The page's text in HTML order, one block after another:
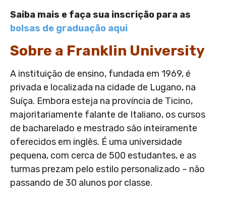
Saiba mais e faça sua inscrição para as
bolsas de graduação aqui
Sobre a Franklin University
A instituição de ensino, fundada em 1969, é
privada e localizada na cidade de Lugano, na
Suíça. Embora esteja na província de Ticino,
majoritariamente falante de Italiano, os cursos
de bacharelado e mestrado são inteiramente
oferecidos em inglês. É uma universidade
pequena, com cerca de 500 estudantes, e as
turmas prezam pelo estilo personalizado – não
passando de 30 alunos por classe.